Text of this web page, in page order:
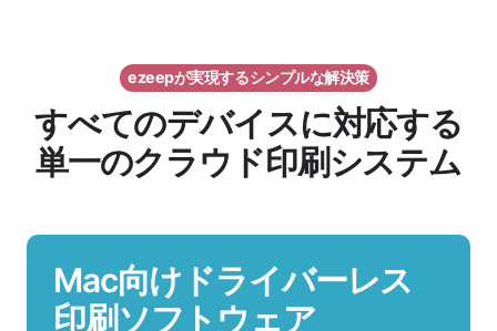
ezeepが実現するシンプルな解決策
すべてのデバイスに対応する
単一のクラウド印刷システム
Mac向けドライバーレス
印刷ソフトウェア